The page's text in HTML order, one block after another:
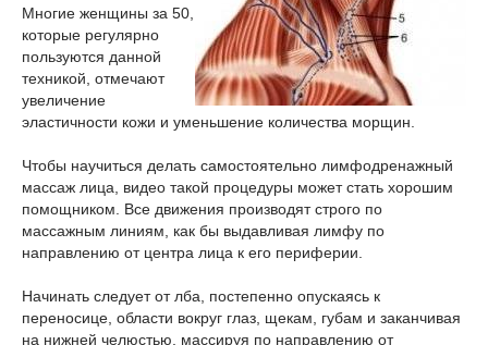
Многие женщины за 50,
которые регулярно
пользуются данной
техникой, отмечают
увеличение
эластичности кожи и уменьшение количества морщин.
Чтобы научиться делать самостоятельно лимфодренажный
массаж лица, видео такой процедуры может стать хорошим
помощником. Все движения производят строго по
массажным линиям, как бы выдавливая лимфу по
направлению от центра лица к его периферии.
Начинать следует от лба, постепенно опускаясь к
переносице, области вокруг глаз, щекам, губам и заканчивая
на нижней челюстью, массируя по направлению от